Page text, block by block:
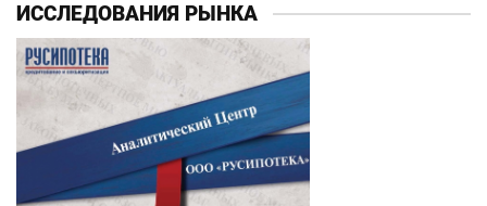
ИССЛЕДОВАНИЯ РЫНКА